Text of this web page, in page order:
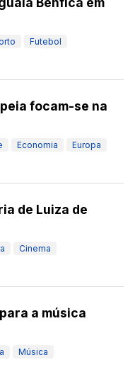
Futebol
focam-se na
Economia Europa
de Luiza de
Cinema
a música
Música